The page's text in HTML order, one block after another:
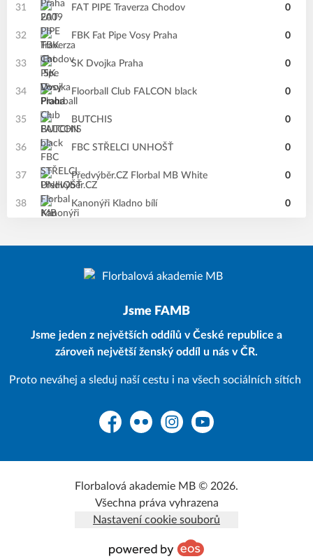
31 FAT PIPE Traverza Chodov 0
32 FBK Fat Pipe Vosy Praha 0
33 SK Dvojka Praha 0
34 Floorball Club FALCON black 0
35 BUTCHIS 0
36 FBC STŘELCI UNHOŠŤ 0
37 Předvýběr.CZ Florbal MB White 0
38 Kanonýři Kladno bílí 0
Jsme FAMB
Jsme jeden z největších oddílů v České republice a
zároveň největší ženský oddíl u nás v ČR.
Proto neváhej a sleduj naší cestu i na všech sociálních sítích
FacebookFlickr InstagramYouTube
Florbalová akademie MB © 2026.
Všechna práva vyhrazena
Nastavení cookie souborů